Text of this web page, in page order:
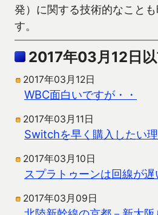
発）に関する技術的なこと
す。
2017年03月12日
2017年03月12日
WBC面白いですが・・
2017年03月11日
Switchを早く購入したい
2017年03月10日
スプラトゥーンは回線が
2017年03月09日